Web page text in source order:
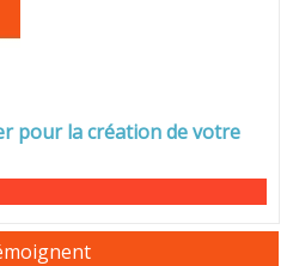
pour la création de votre